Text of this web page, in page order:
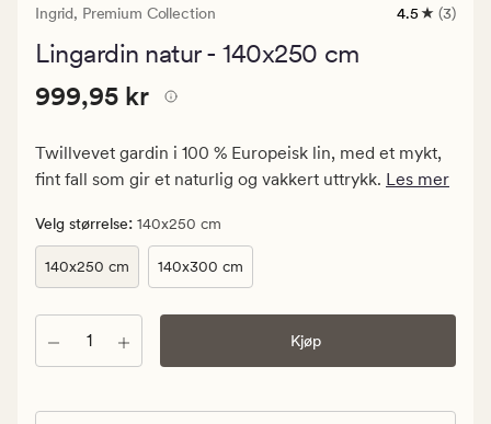
Ingrid, Premium Collection
3
4.5 (3)
Lingardin natur - 140x250 cm
Nåværende
999,95
kr.
pris
1
999,90
Pris 999,95 kr
999,95 kr
Twillvevet gardin i 100 % Europeisk lin, med et mykt,
fint fall som gir et naturlig og vakkert uttrykk. Les mer
Velg størrelse: 140x250 cm
140x250 cm 140x300 cm
Antall Kjøp